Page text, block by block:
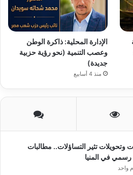
الإدارة المحلية: ذاكرة الوطن
وعصب التنمية (نحو رؤية حزبية
جديدة)
منذ 4 أسابيع
وتحويلات تثير التساؤلات.. مطالبات
رسمي في المنيا
واحد